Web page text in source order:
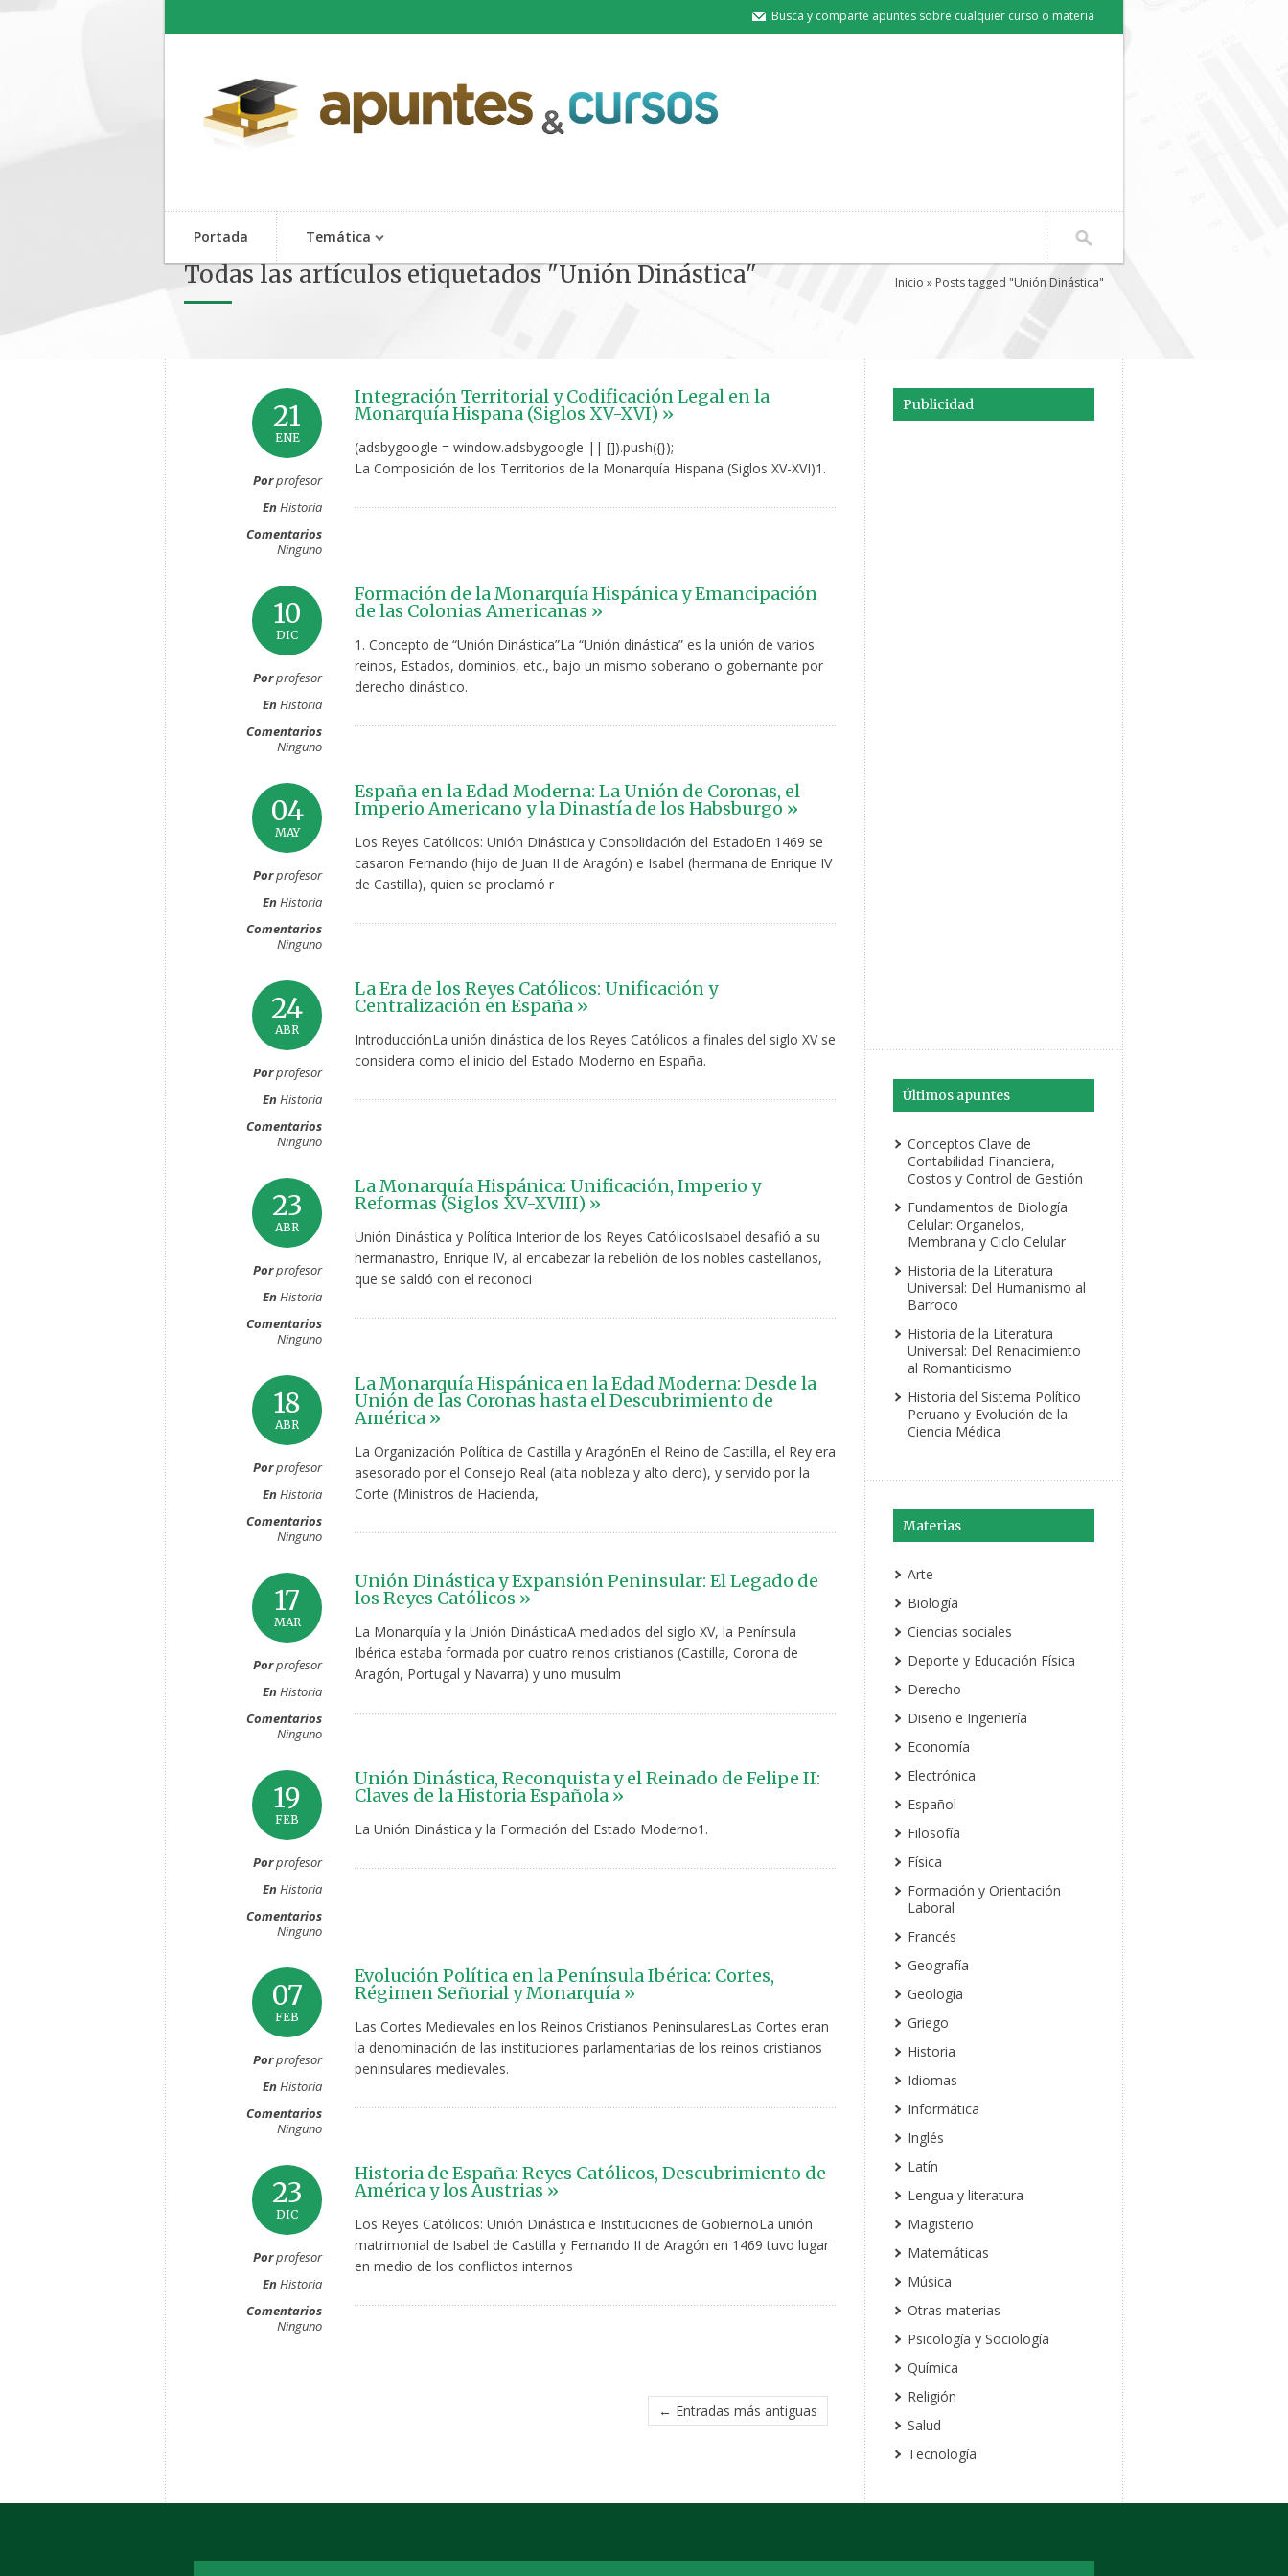
Busca y comparte apuntes sobre cualquier curso o materia
Portada Temática
Todas las artículos etiquetados "Unión Dinástica" Inicio » Posts tagged "Unión Dinástica"
21
ENE
Porprofesor
EnHistoria
Comentarios
Ninguno
Integración Territorial y Codificación Legal en la
Monarquía Hispana (Siglos XV-XVI) »
(adsbygoogle = window.adsbygoogle || []).push({});
La Composición de los Territorios de la Monarquía Hispana (Siglos XV-XVI)1.
10
DIC
Porprofesor
EnHistoria
Comentarios
Ninguno
Formación de la Monarquía Hispánica y Emancipación
de las Colonias Americanas »
1. Concepto de “Unión Dinástica”La “Unión dinástica” es la unión de varios
reinos, Estados, dominios, etc., bajo un mismo soberano o gobernante por
derecho dinástico.
04
MAY
Porprofesor
EnHistoria
Comentarios
Ninguno
España en la Edad Moderna: La Unión de Coronas, el
Imperio Americano y la Dinastía de los Habsburgo »
Los Reyes Católicos: Unión Dinástica y Consolidación del EstadoEn 1469 se
casaron Fernando (hijo de Juan II de Aragón) e Isabel (hermana de Enrique IV
de Castilla), quien se proclamó r
24
ABR
Porprofesor
EnHistoria
Comentarios
Ninguno
La Era de los Reyes Católicos: Unificación y
Centralización en España »
IntroducciónLa unión dinástica de los Reyes Católicos a finales del siglo XV se
considera como el inicio del Estado Moderno en España.
23
ABR
Porprofesor
EnHistoria
Comentarios
Ninguno
La Monarquía Hispánica: Unificación, Imperio y
Reformas (Siglos XV-XVIII) »
Unión Dinástica y Política Interior de los Reyes CatólicosIsabel desafió a su
hermanastro, Enrique IV, al encabezar la rebelión de los nobles castellanos,
que se saldó con el reconoci
18
ABR
Porprofesor
EnHistoria
Comentarios
Ninguno
La Monarquía Hispánica en la Edad Moderna: Desde la
Unión de las Coronas hasta el Descubrimiento de
América »
La Organización Política de Castilla y AragónEn el Reino de Castilla, el Rey era
asesorado por el Consejo Real (alta nobleza y alto clero), y servido por la
Corte (Ministros de Hacienda,
17
MAR
Porprofesor
EnHistoria
Comentarios
Ninguno
Unión Dinástica y Expansión Peninsular: El Legado de
los Reyes Católicos »
La Monarquía y la Unión DinásticaA mediados del siglo XV, la Península
Ibérica estaba formada por cuatro reinos cristianos (Castilla, Corona de
Aragón, Portugal y Navarra) y uno musulm
19
FEB
Porprofesor
EnHistoria
Comentarios
Ninguno
Unión Dinástica, Reconquista y el Reinado de Felipe II:
Claves de la Historia Española »
La Unión Dinástica y la Formación del Estado Moderno1.
07
FEB
Porprofesor
EnHistoria
Comentarios
Ninguno
Evolución Política en la Península Ibérica: Cortes,
Régimen Señorial y Monarquía »
Las Cortes Medievales en los Reinos Cristianos PeninsularesLas Cortes eran
la denominación de las instituciones parlamentarias de los reinos cristianos
peninsulares medievales.
23
DIC
Porprofesor
EnHistoria
Comentarios
Ninguno
Historia de España: Reyes Católicos, Descubrimiento de
América y los Austrias »
Los Reyes Católicos: Unión Dinástica e Instituciones de GobiernoLa unión
matrimonial de Isabel de Castilla y Fernando II de Aragón en 1469 tuvo lugar
en medio de los conflictos internos
← Entradas más antiguas
Publicidad
Últimos apuntes
Conceptos Clave de
Contabilidad Financiera,
Costos y Control de Gestión
Fundamentos de Biología
Celular: Organelos,
Membrana y Ciclo Celular
Historia de la Literatura
Universal: Del Humanismo al
Barroco
Historia de la Literatura
Universal: Del Renacimiento
al Romanticismo
Historia del Sistema Político
Peruano y Evolución de la
Ciencia Médica
Materias
Arte
Biología
Ciencias sociales
Deporte y Educación Física
Derecho
Diseño e Ingeniería
Economía
Electrónica
Español
Filosofía
Física
Formación y Orientación
Laboral
Francés
Geografía
Geología
Griego
Historia
Idiomas
Informática
Inglés
Latín
Lengua y literatura
Magisterio
Matemáticas
Música
Otras materias
Psicología y Sociología
Química
Religión
Salud
Tecnología